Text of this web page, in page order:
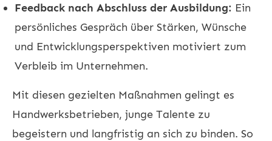
Feedback nach Abschluss der Ausbildung: Ein
persönliches Gespräch über Stärken, Wünsche
und Entwicklungsperspektiven motiviert zum
Verbleib im Unternehmen.
Mit diesen gezielten Maßnahmen gelingt es
Handwerksbetrieben, junge Talente zu
begeistern und langfristig an sich zu binden. So